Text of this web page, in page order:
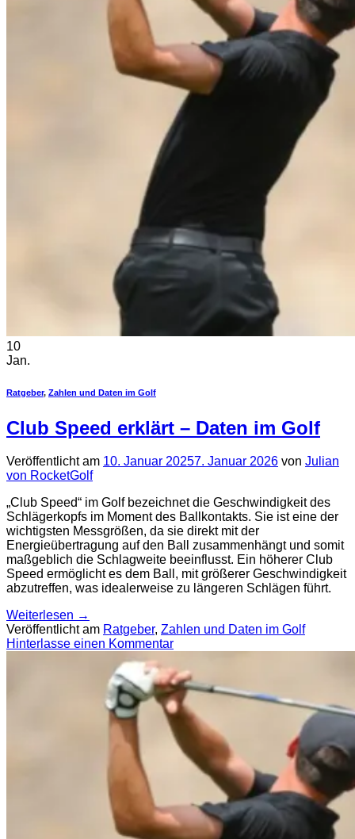
10
Jan.
Ratgeber, Zahlen und Daten im Golf
Club Speed erklärt – Daten im Golf
Veröffentlicht am 10. Januar 20257. Januar 2026 von Julian
von RocketGolf
„Club Speed“ im Golf bezeichnet die Geschwindigkeit des
Schlägerkopfs im Moment des Ballkontakts. Sie ist eine der
wichtigsten Messgrößen, da sie direkt mit der
Energieübertragung auf den Ball zusammenhängt und somit
maßgeblich die Schlagweite beeinflusst. Ein höherer Club
Speed ermöglicht es dem Ball, mit größerer Geschwindigkeit
abzutreffen, was idealerweise zu längeren Schlägen führt.
Weiterlesen →
Veröffentlicht am Ratgeber, Zahlen und Daten im Golf
Hinterlasse einen Kommentar